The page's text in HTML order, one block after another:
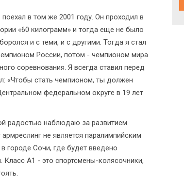
в том же 2001 году. Он проходил в
«60 килограмм» и тогда еще не было
и с теми, и с другими. Тогда я стал
России, потом - чемпионом мира
соревнования. Я всегда ставил перед
«Чтобы стать чемпионом, ты должен
федеральном округе в 19 лет
радостью наблюдаю за развитием
не является паралимпийским
городе Сочи, где будет введено
А1 - это спортсмены-колясочники,